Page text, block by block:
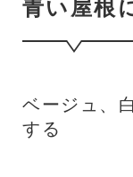
青い屋根
ベージュ、
する